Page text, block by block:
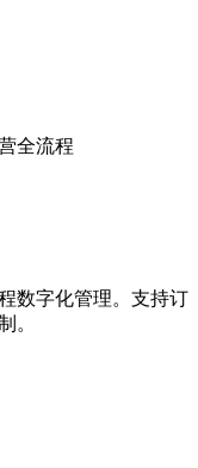
全流程
数字化管理。支持订
。